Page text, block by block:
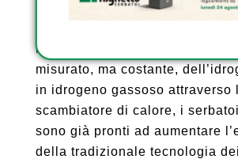
percento di perdita di
implementando un tasso di
misurato, ma costante,
in idrogeno gassoso attraverso
scambiatore di calore, i
sono già pronti ad aumentare
della tradizionale tecnologia